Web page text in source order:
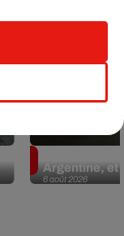
6 août 2026
Argentine, et